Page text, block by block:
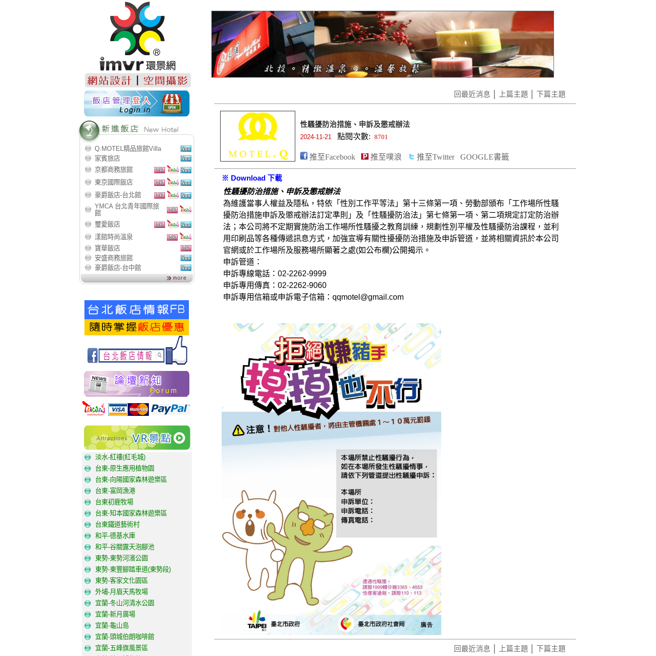
Q.MOTEL精品旅館Villa
家賓旅店
京都商務旅館
東京國際飯店
豪爵飯店-台北館
YMCA 台北青年國際旅
館
璽愛飯店
漾館時尚溫泉
寶華飯店
安盛商務旅館
豪爵飯店-台中館
淡水-紅褸(紅毛城)
台東-原生應用植物園
台東-向陽國家森林遊樂區
台東-富岡漁港
台東初鹿牧場
台東-知本國家森林遊樂區
台東鐵道藝術村
和平-德基水庫
和平-谷關露天泡腳池
東勢-東勢河濱公園
東勢-東豐腳踏車道(東勢段)
東勢-客家文化園區
外埔-月眉天馬牧場
宜蘭-冬山河清水公園
宜蘭-新月廣場
宜蘭-龜山島
宜蘭-頭城伯朗咖啡館
宜蘭-五峰旗風景區
回最近消息 上篇主題 下篇主題
性騷擾防治措施、申訴及懲戒辦法
2024-11-21 點閱次數: 8701
推至Facebook 推至噗浪 推至Twitter GOOGLE書籤
※ Download 下載
性騷擾防治措施、申訴及懲戒辦法
為維護當事人權益及隱私，特依「性別工作平等法」第十三條第一項、勞動部頒布「工作場所性騷
擾防治措施申訴及懲戒辦法訂定準則」及「性騷擾防治法」第七條第一項、第二項規定訂定防治辦
法；本公司將不定期實施防治工作場所性騷擾之教育訓練，規劃性別平權及性騷擾防治課程，並利
用印刷品等各種傳遞訊息方式，加強宣導有關性擾擾防治措施及申訴管道，並將相關資訊於本公司
官網或於工作場所及服務場所顯著之處(如公布欄)公開揭示。
申訴管道：
申訴專線電話：02-2262-9999
申訴專用傳真：02-2262-9060
申訴專用信箱或申訴電子信箱：qqmotel@gmail.com
回最近消息 上篇主題 下篇主題